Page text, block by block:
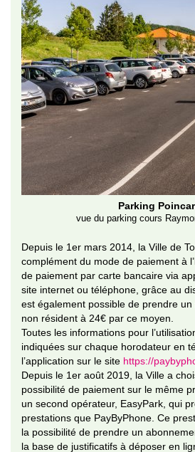
Parking
vue du parking cours
Depuis le 1er mars 2014, la Ville de
complément du mode de paiement à
de paiement par carte bancaire via
site internet ou téléphone, grâce au
est également possible de prendre
non résident à 24€ par ce moyen.
Toutes les informations pour
indiquées sur chaque horodateur en
l’application sur le site https://
Depuis le 1er août 2019, la Ville a
possibilité de paiement sur le même
un second opérateur, EasyPark, qui
prestations que PayByPhone. Ce
la possibilité de prendre un
la base de justificatifs à déposer en